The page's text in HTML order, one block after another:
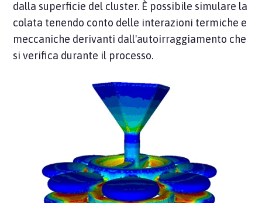
dalla superficie del cluster. È possibile simulare la
colata tenendo conto delle interazioni termiche e
meccaniche derivanti dall'autoirraggiamento che
si verifica durante il processo.